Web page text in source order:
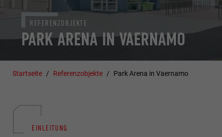
PARK ARENA IN VAERNAMO
REFERENZOBJEKTE
Startseite Referenzobjekte Park Arena in Vaernamo
EINLEITUNG